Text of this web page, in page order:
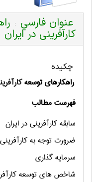
عنوان فارسي :
کارآفرینی در ایران
چکیده
راهکارهای توسعه
فهرست مطالب
سابقه كارآفريني در ايران
ضرورت توجه به
سرمايه گذاري
شاخص هاي توسعه